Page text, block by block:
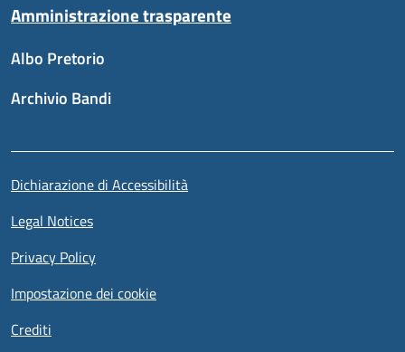
Amministrazione trasparente
Albo Pretorio
Archivio Bandi
Sezione link utili
Dichiarazione di Accessibilità
Legal Notices
Privacy Policy
Impostazione dei cookie
Crediti